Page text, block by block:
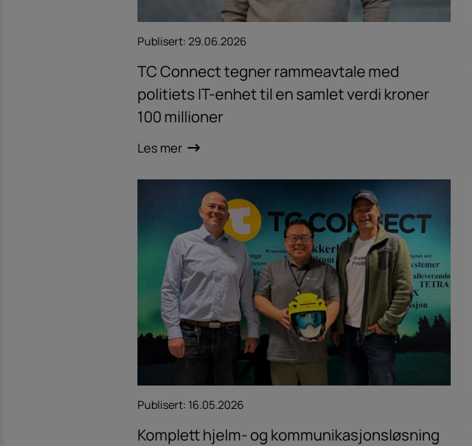
Publisert: 29.06.2026
TC Connect tegner rammeavtale med
politiets IT-enhet til en samlet verdi kroner
100 millioner
Les mer
Publisert: 16.05.2026
Komplett hjelm- og kommunikasjonsløsning